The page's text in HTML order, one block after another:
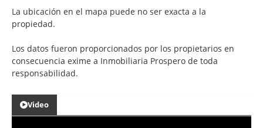
La ubicación en el mapa puede no ser exacta a la
propiedad.
Los datos fueron proporcionados por los propietarios en
consecuencia exime a Inmobiliaria Prospero de toda
responsabilidad.
Video